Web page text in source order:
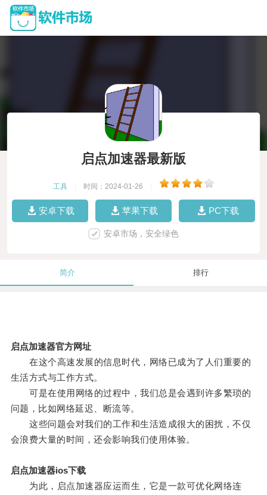
启点加速器最新版
工具 时间：2024-01-26
安卓下载 苹果下载 PC下载
安卓市场，安全绿色
简介 排行
启点加速器官方网址
在这个高速发展的信息时代，网络已成为了人们重要的
生活方式与工作方式。
可是在使用网络的过程中，我们总是会遇到许多繁琐的
问题，比如网络延迟、断流等。
这些问题会对我们的工作和生活造成很大的困扰，不仅
会浪费大量的时间，还会影响我们使用体验。
启点加速器ios下载
为此，启点加速器应运而生，它是一款可优化网络连